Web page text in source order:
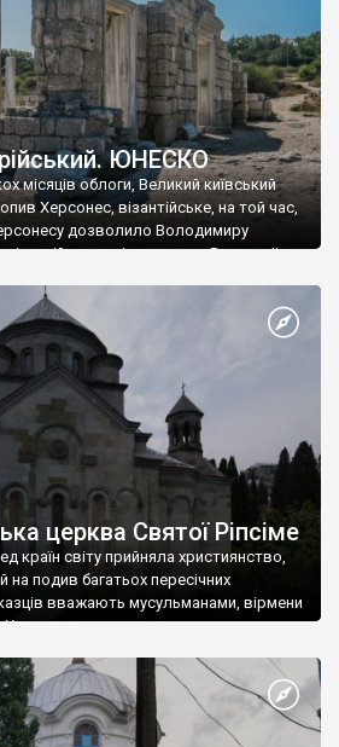
ЮНЕСКО
місяців облоги, Великий київський
Херсонес, візантійське, на той час,
дозволило Володимиру
імператору Василю ІІ, та
язичник, став Василем-християнином.
Русі. На честь Херсонесу Таврійського
церква Святої Ріпсіме
країн світу прийняла християнство,
на подив багатьох пересічних
вважають мусульманами, вірмени
Христа